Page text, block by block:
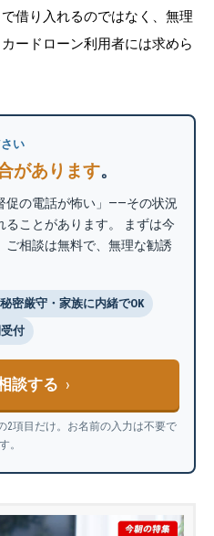
借り入れるのではなく、無理
ードローン利用者には求めら
い
があります。
促の電話が怖い」——その状況
ことがあります。 まずは今
ご相談は無料で、無理な勧誘
秘密厳守・家族に内緒でOK
付
談する
2項目だけ。お名前の入力は不要で
す。